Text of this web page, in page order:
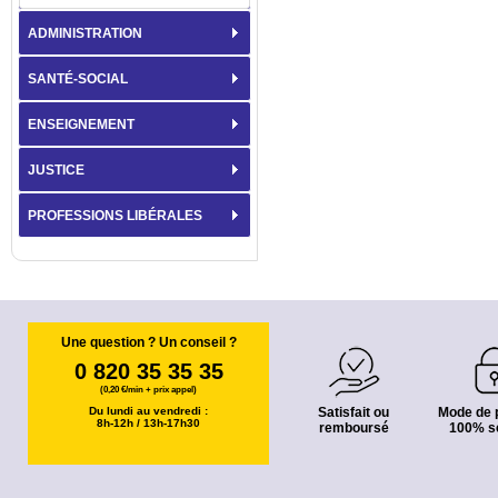
ADMINISTRATION
SANTÉ-SOCIAL
ENSEIGNEMENT
JUSTICE
PROFESSIONS LIBÉRALES
Une question ? Un conseil ?
0 820 35 35 35
(0,20 €/min + prix appel)
Du lundi au vendredi :
8h-12h / 13h-17h30
Satisfait ou
remboursé
Mode de
100%